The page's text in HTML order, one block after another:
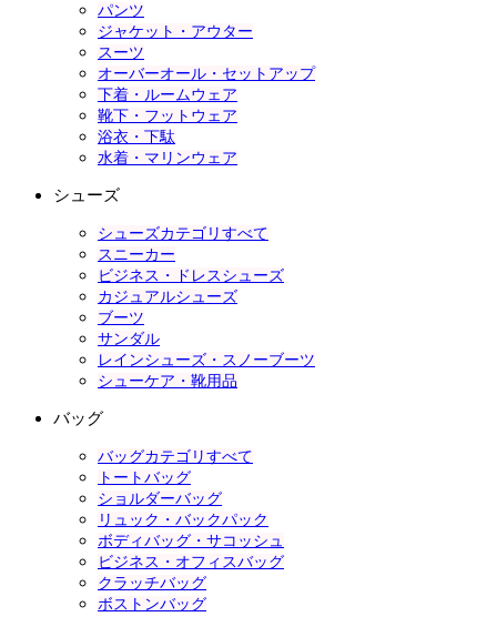
パンツ
ジャケット・アウター
スーツ
オーバーオール・セットアップ
下着・ルームウェア
靴下・フットウェア
浴衣・下駄
水着・マリンウェア
シューズ
シューズカテゴリすべて
スニーカー
ビジネス・ドレスシューズ
カジュアルシューズ
ブーツ
サンダル
レインシューズ・スノーブーツ
シューケア・靴用品
バッグ
バッグカテゴリすべて
トートバッグ
ショルダーバッグ
リュック・バックパック
ボディバッグ・サコッシュ
ビジネス・オフィスバッグ
クラッチバッグ
ボストンバッグ